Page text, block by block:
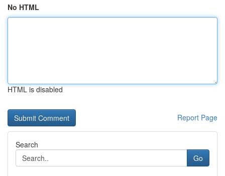
No HTML
HTML is disabled
Report Page
Search
Go